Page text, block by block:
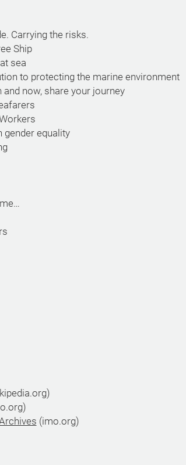
Carrying the risks.
Ship
sea
to protecting the marine environment
and now, share your journey
gender equality
(imo.org)